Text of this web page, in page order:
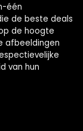
één
de beste deals
de hoogte
afbeeldingen
van hun